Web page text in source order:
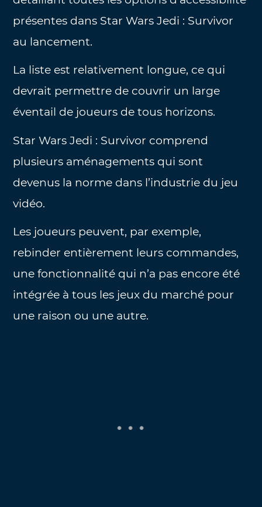
présentes dans Star Wars Jedi : Survivor
au lancement.
La liste est relativement longue, ce qui
devrait permettre de couvrir un large
éventail de joueurs de tous horizons.
Star Wars Jedi : Survivor comprend
plusieurs aménagements qui sont
devenus la norme dans l’industrie du jeu
vidéo.
Les joueurs peuvent, par exemple,
rebinder entièrement leurs commandes,
une fonctionnalité qui n’a pas encore été
intégrée à tous les jeux du marché pour
une raison ou une autre.